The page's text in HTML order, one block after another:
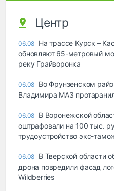
Центр
06.08 На трассе Курск –
обновляют 65-метровый
реку Грайворонка
06.08 Во Фрунзенском
Владимира МАЗ
06.08 В Воронежской
оштрафовали на 100 тыс.
трудоустройство экс-
06.08 В Тверской области
дрона повредили фасад
Wildberries